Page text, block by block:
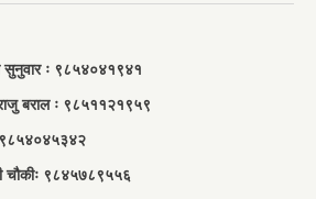
सुनुवार ः ९८५४०४१९४१
बराल ः ९८५११२१९५९
९८५४०४५३४२
चौकीः ९८४५७८९५५६